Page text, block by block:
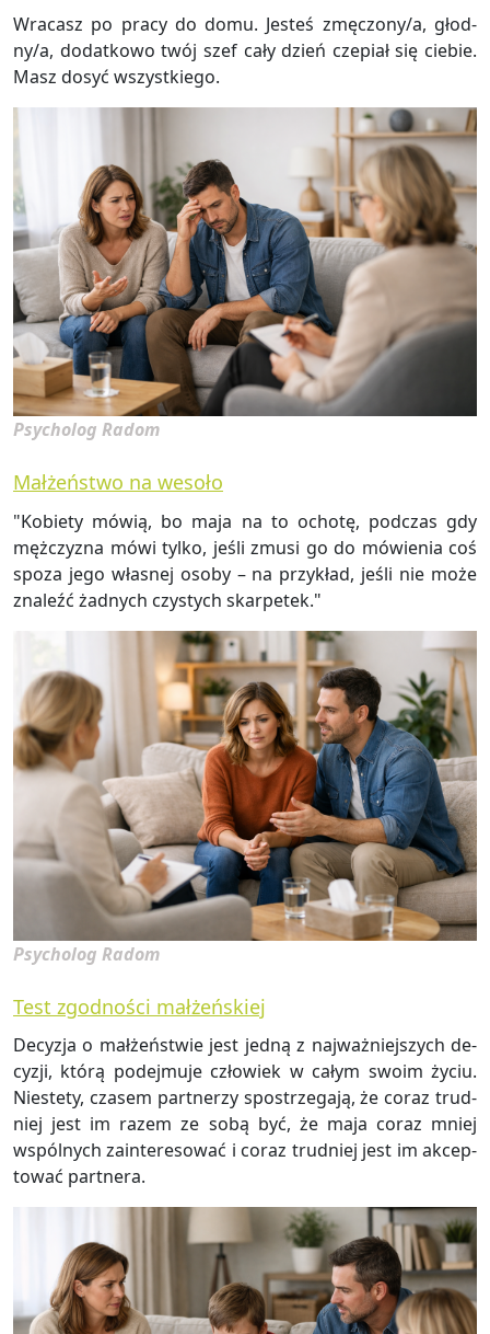
Wra­casz po pracy do domu. Je­steś zmę­czo­ny/a, głod­
ny/a, do­dat­ko­wo twój szef cały dzień cze­piał się cie­bie.
Masz dosyć wszyst­kie­go.
Psycholog Radom
Małżeństwo na wesoło
"Ko­bie­ty mówią, bo maja na to ocho­tę, pod­czas gdy
męż­czy­zna mówi tylko, jeśli zmusi go do mó­wie­nia coś
spoza jego wła­snej osoby – na przy­kład, jeśli nie może
zna­leźć żad­nych czy­stych skar­pe­tek."
Psycholog Radom
Test zgodności małżeńskiej
De­cy­zja o mał­żeń­stwie jest jedną z naj­waż­niej­szych de­
cy­zji, którą po­dej­mu­je czło­wiek w całym swoim życiu.
Nie­ste­ty, cza­sem part­ne­rzy spo­strze­ga­ją, że coraz trud­
niej jest im razem ze sobą być, że maja coraz mniej
wspól­nych za­in­te­re­so­wać i coraz trud­niej jest im ak­cep­
to­wać part­ne­ra.